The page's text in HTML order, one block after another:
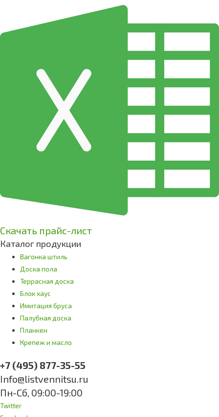
Скачать прайс-лист
Каталог продукции
Вагонка штиль
Доска пола
Террасная доска
Блок хаус
Имитация бруса
Палубная доска
Планкен
Крепеж и масло
+7 (495) 877-35-55
Info@listvennitsu.ru
Пн-Сб, 09:00-19:00
Twitter